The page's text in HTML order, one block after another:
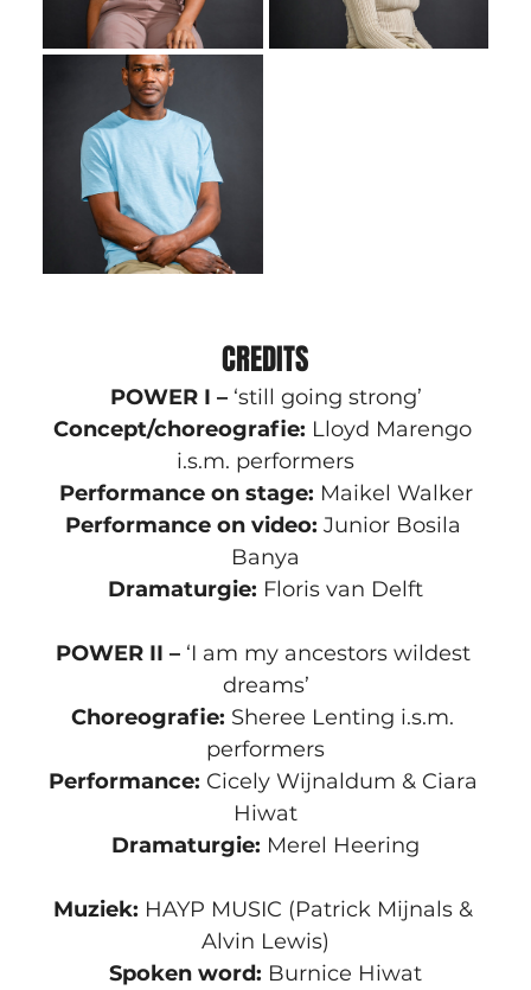
CREDITS
POWER I – ‘still going strong’
Concept/choreografie: Lloyd Marengo
i.s.m. performers
Performance on stage: Maikel Walker
Performance on video: Junior Bosila
Banya
Dramaturgie: Floris van Delft
POWER II – ‘I am my ancestors wildest
dreams’
Choreografie: Sheree Lenting i.s.m.
performers
Performance: Cicely Wijnaldum & Ciara
Hiwat
Dramaturgie: Merel Heering
Muziek: HAYP MUSIC (Patrick Mijnals &
Alvin Lewis)
Spoken word: Burnice Hiwat